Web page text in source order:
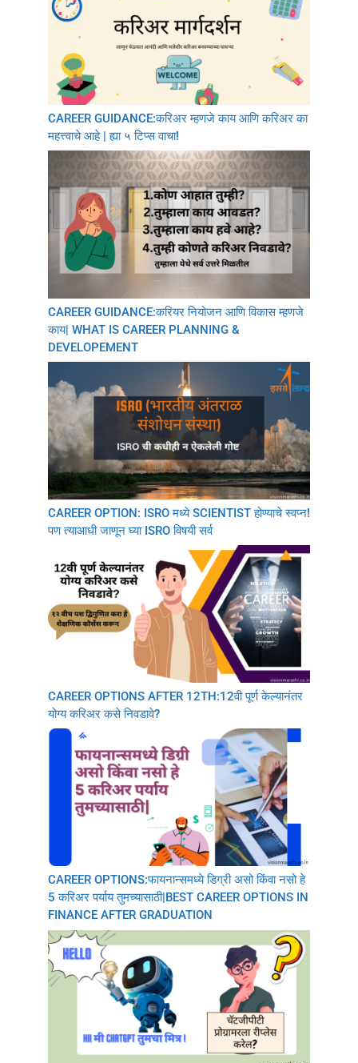
CAREER GUIDANCE:करिअर म्हणजे काय आणि करिअर का
महत्त्वाचे आहे | ह्या ५ टिप्स वाचा!
CAREER GUIDANCE:करियर नियोजन आणि विकास म्हणजे
काय| WHAT IS CAREER PLANNING &
DEVELOPEMENT
CAREER OPTION: ISRO मध्ये SCIENTIST होण्याचे स्वप्न!
पण त्याआधी जाणून घ्या ISRO विषयी सर्व
CAREER OPTIONS AFTER 12TH:12वी पूर्ण केल्यानंतर
योग्य करिअर कसे निवडावे?
CAREER OPTIONS:फायनान्समध्ये डिग्री असो किंवा नसो हे
5 करिअर पर्याय तुमच्यासाठी|BEST CAREER OPTIONS IN
FINANCE AFTER GRADUATION